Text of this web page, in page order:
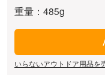
重量：485g
いらないアウトドア用品を